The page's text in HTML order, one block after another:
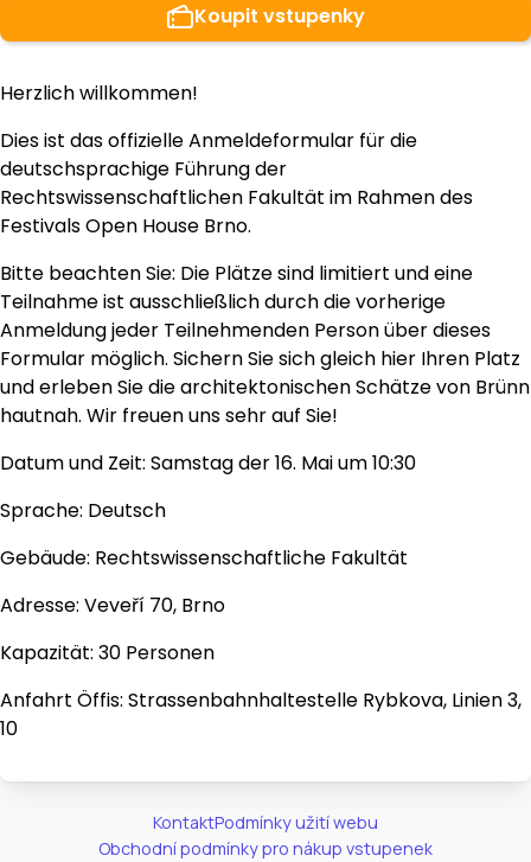
Koupit vstupenky
Herzlich willkommen!
Dies ist das offizielle Anmeldeformular für die
deutschsprachige Führung der
Rechtswissenschaftlichen Fakultät im Rahmen des
Festivals Open House Brno.
Bitte beachten Sie: Die Plätze sind limitiert und eine
Teilnahme ist ausschließlich durch die vorherige
Anmeldung jeder Teilnehmenden Person über dieses
Formular möglich. Sichern Sie sich gleich hier Ihren Platz
und erleben Sie die architektonischen Schätze von Brünn
hautnah. Wir freuen uns sehr auf Sie!
Datum und Zeit: Samstag der 16. Mai um 10:30
Sprache: Deutsch
Gebäude: Rechtswissenschaftliche Fakultät
Adresse: Veveří 70, Brno
Kapazität: 30 Personen
Anfahrt Öffis: Strassenbahnhaltestelle Rybkova, Linien 3,
10
KontaktPodmínky užití webu
Obchodní podmínky pro nákup vstupenek